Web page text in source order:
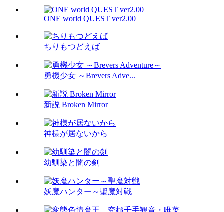
ONE world QUEST ver2.00
ちりもつどえば
勇機少女 ～Brevers Adve...
新説 Broken Mirror
神様が居ないから
幼馴染と闇の剣
妖魔ハンター～聖魔対戦